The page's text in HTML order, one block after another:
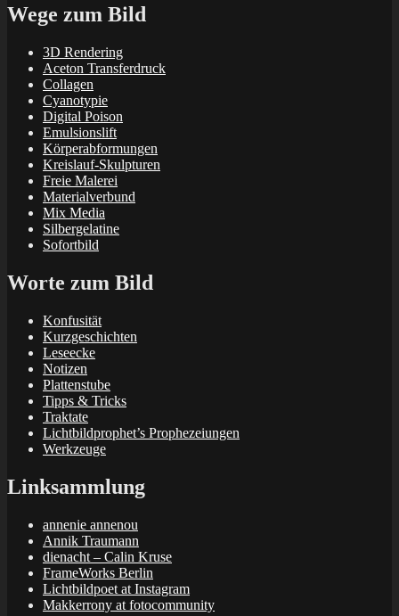
Wege zum Bild
3D Rendering
Aceton Transferdruck
Collagen
Cyanotypie
Digital Poison
Emulsionslift
Körperabformungen
Kreislauf-Skulpturen
Freie Malerei
Materialverbund
Mix Media
Silbergelatine
Sofortbild
Worte zum Bild
Konfusität
Kurzgeschichten
Leseecke
Notizen
Plattenstube
Tipps & Tricks
Traktate
Lichtbildprophet’s Prophezeiungen
Werkzeuge
Linksammlung
annenie annenou
Annik Traumann
dienacht – Calin Kruse
FrameWorks Berlin
Lichtbildpoet at Instagram
Makkerrony at fotocommunity